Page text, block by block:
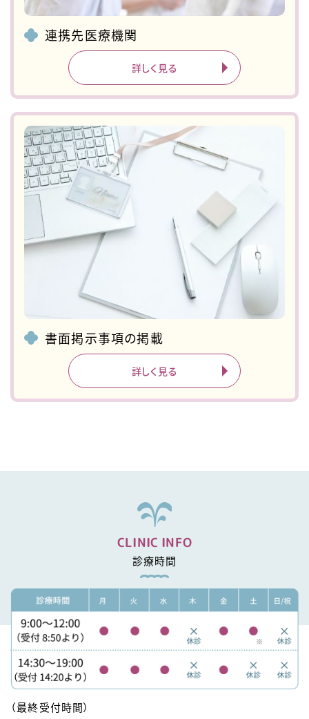
連携先医療機関
詳しく見る
書面掲示事項の掲載
詳しく見る
CLINIC INFO
診療時間
（最終受付時間）